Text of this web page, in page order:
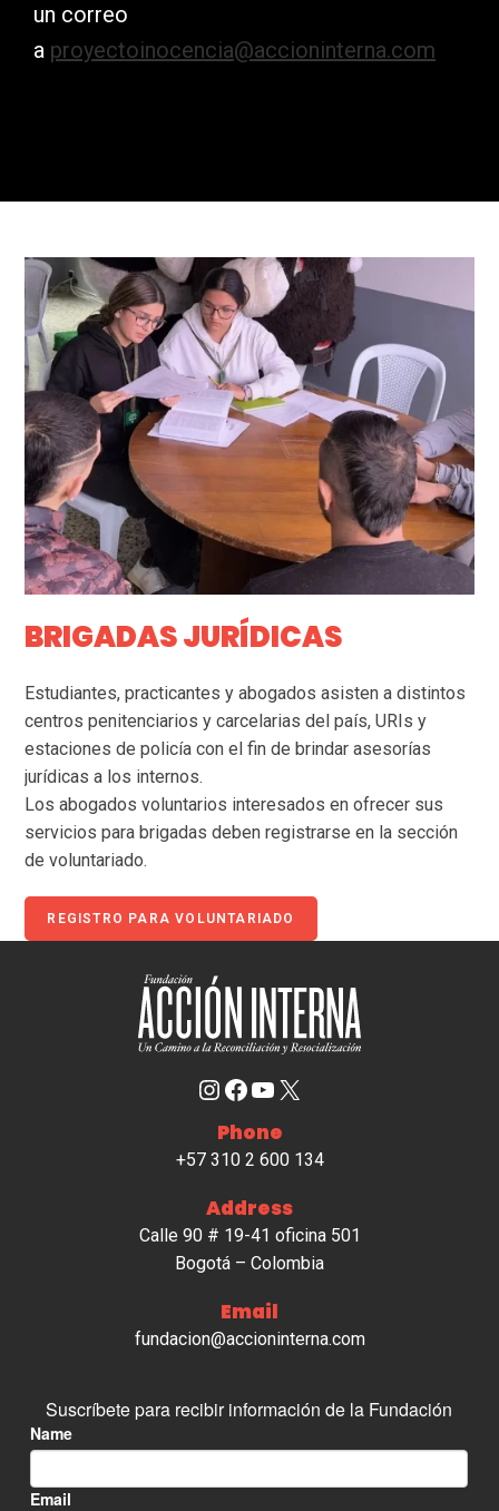
un correo
a proyectoinocencia@accioninterna.com
BRIGADAS JURÍDICAS
Estudiantes, practicantes y abogados asisten a distintos
centros penitenciarios y carcelarias del país, URIs y
estaciones de policía con el fin de brindar asesorías
jurídicas a los internos.
Los abogados voluntarios interesados en ofrecer sus
servicios para brigadas deben registrarse en la sección
de voluntariado.
REGISTRO PARA VOLUNTARIADO
Instagram Facebook YouTube X
Phone
+57 310 2 600 134
Address
Calle 90 # 19-41 oficina 501
Bogotá – Colombia
Email
fundacion@accioninterna.com